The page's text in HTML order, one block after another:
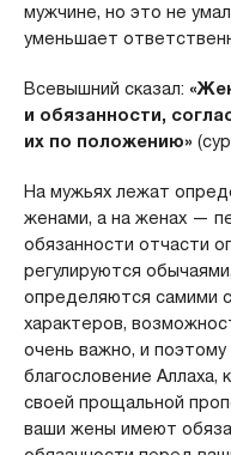
мужчине, но это не
уменьшает
Всевышний сказал:
и обязанности,
их по положению»
На мужьях лежат
женами, а на женах —
обязанности отчасти
регулируются
определяются самими
характеров,
очень важно, и
благословение Аллаха,
своей прощальной
ваши жены имеют